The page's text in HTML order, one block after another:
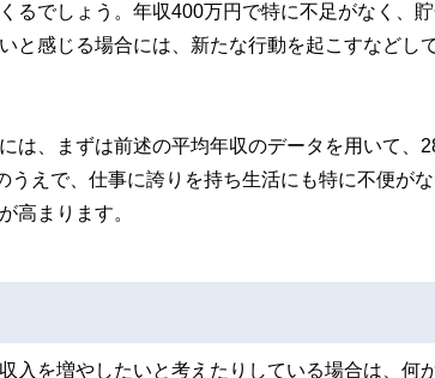
るでしょう。年収400万円で特に不足がなく、
と感じる場合には、新たな行動を起こすなどし
は、まずは前述の平均年収のデータを用いて、
えで、仕事に誇りを持ち生活にも特に不便が
高まります。
入を増やしたいと考えたりしている場合は、何